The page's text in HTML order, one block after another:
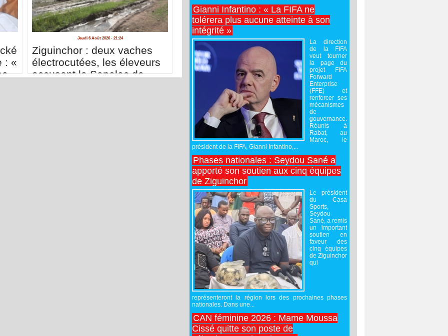
: «
Jeudi 6 Août 2026 - 21:24
Ziguinchor : deux vaches
électrocutées, les éleveurs
accusent la Senelec de
Gianni Infantino : « La FIFA ne
tolérera plus aucune atteinte à son
intégrité »
La direction
de la FIFA
veut tourner
la page du
projet FIFA
Forward
Enterprise
(FFE) et
renforcer ses
mécanismes
de
gouvernance.
Réunis à
Rabat, au
Maroc, le
président de la FIFA, Gianni Infantino,...
Phases nationales : Seydou Sané a
apporté son soutien aux cinq équipes
de Ziguinchor
Le président
du Casa
Sports,
Seydou
Sané, a remis
un important
soutien en
faveur des
cinq équipes
de Ziguinchor
qui
représenteront la région lors des prochaines phases
nationales. Dans une...
CAN féminine 2026 : Mame Moussa
Cissé quitte son poste de